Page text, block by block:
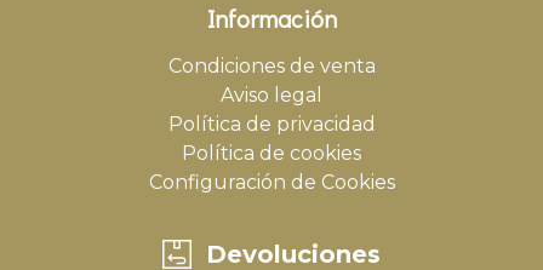
Información
Condiciones de venta
Aviso legal
Política de privacidad
Política de cookies
Configuración de Cookies
Devoluciones